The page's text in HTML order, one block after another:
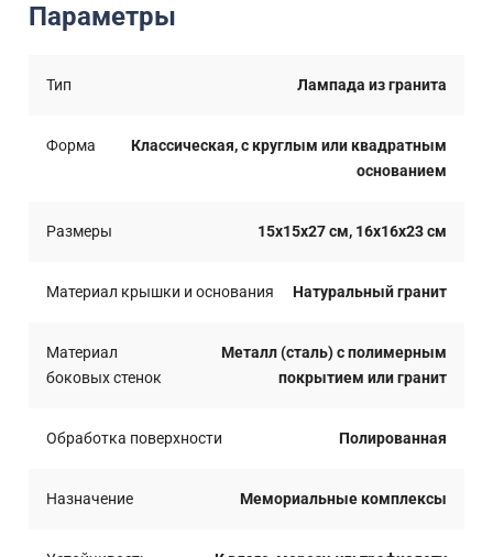
Параметры
Тип Лампада из гранита
Форма
Классическая, с круглым или квадратным
основанием
Размеры 15x15x27 см, 16x16x23 см
Материал крышки и основания Натуральный гранит
Материал
боковых стенок
Металл (сталь) с полимерным
покрытием или гранит
Обработка поверхности Полированная
Назначение Мемориальные комплексы